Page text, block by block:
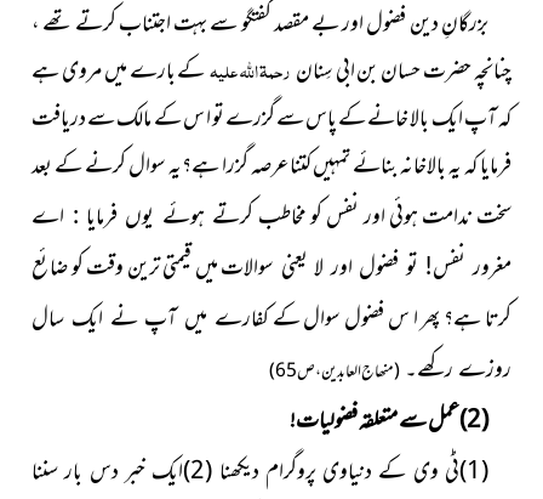
بزرگانِ دین فضول اور بے مقصد گفتگو سے بہت اجتناب کرتےتھے ،
چنانچہ حضرت حسان بن ابی سِنانرحمۃ اللہ علیہکے بارے میں مروی ہے
کہ آپ ایک بالا خانے کے پاس سے گزرے تو ا س کے مالک سے دریافت
فرمایا کہ یہ بالاخانہ بنائے تمہیں کتناعرصہ گزرا ہے؟یہ سوال کرنے کے بعد
سخت ندامت ہوئی اور نفس کو مخاطبکرتے ہوئے یوں فرمایا : اے
مغرور نفس! تو فضول اور لا یعنی سوالاتمیں قیمتی ترین وقت کو ضائع
کرتا ہے؟ پھر ا س فضول سوال کےکفارے میں آپ نے ایک سال
روزے رکھے۔(منھاج العابدین ، ص65)
(2)عمل سے متعلقہ فضولیات!
(1)ٹی وی کے دنیاوی پروگرام دیکھنا (2)ایک خبر دس بار
سننا